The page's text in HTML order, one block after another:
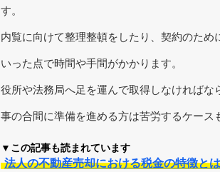
す。
内覧に向けて整理整頓をしたり、契約のため
いった点で時間や手間がかかります。
役所や法務局へ足を運んで取得しなければな
事の合間に準備を進める方は苦労するケース
▼この記事も読まれています
法人の不動産売却における税金の特徴と